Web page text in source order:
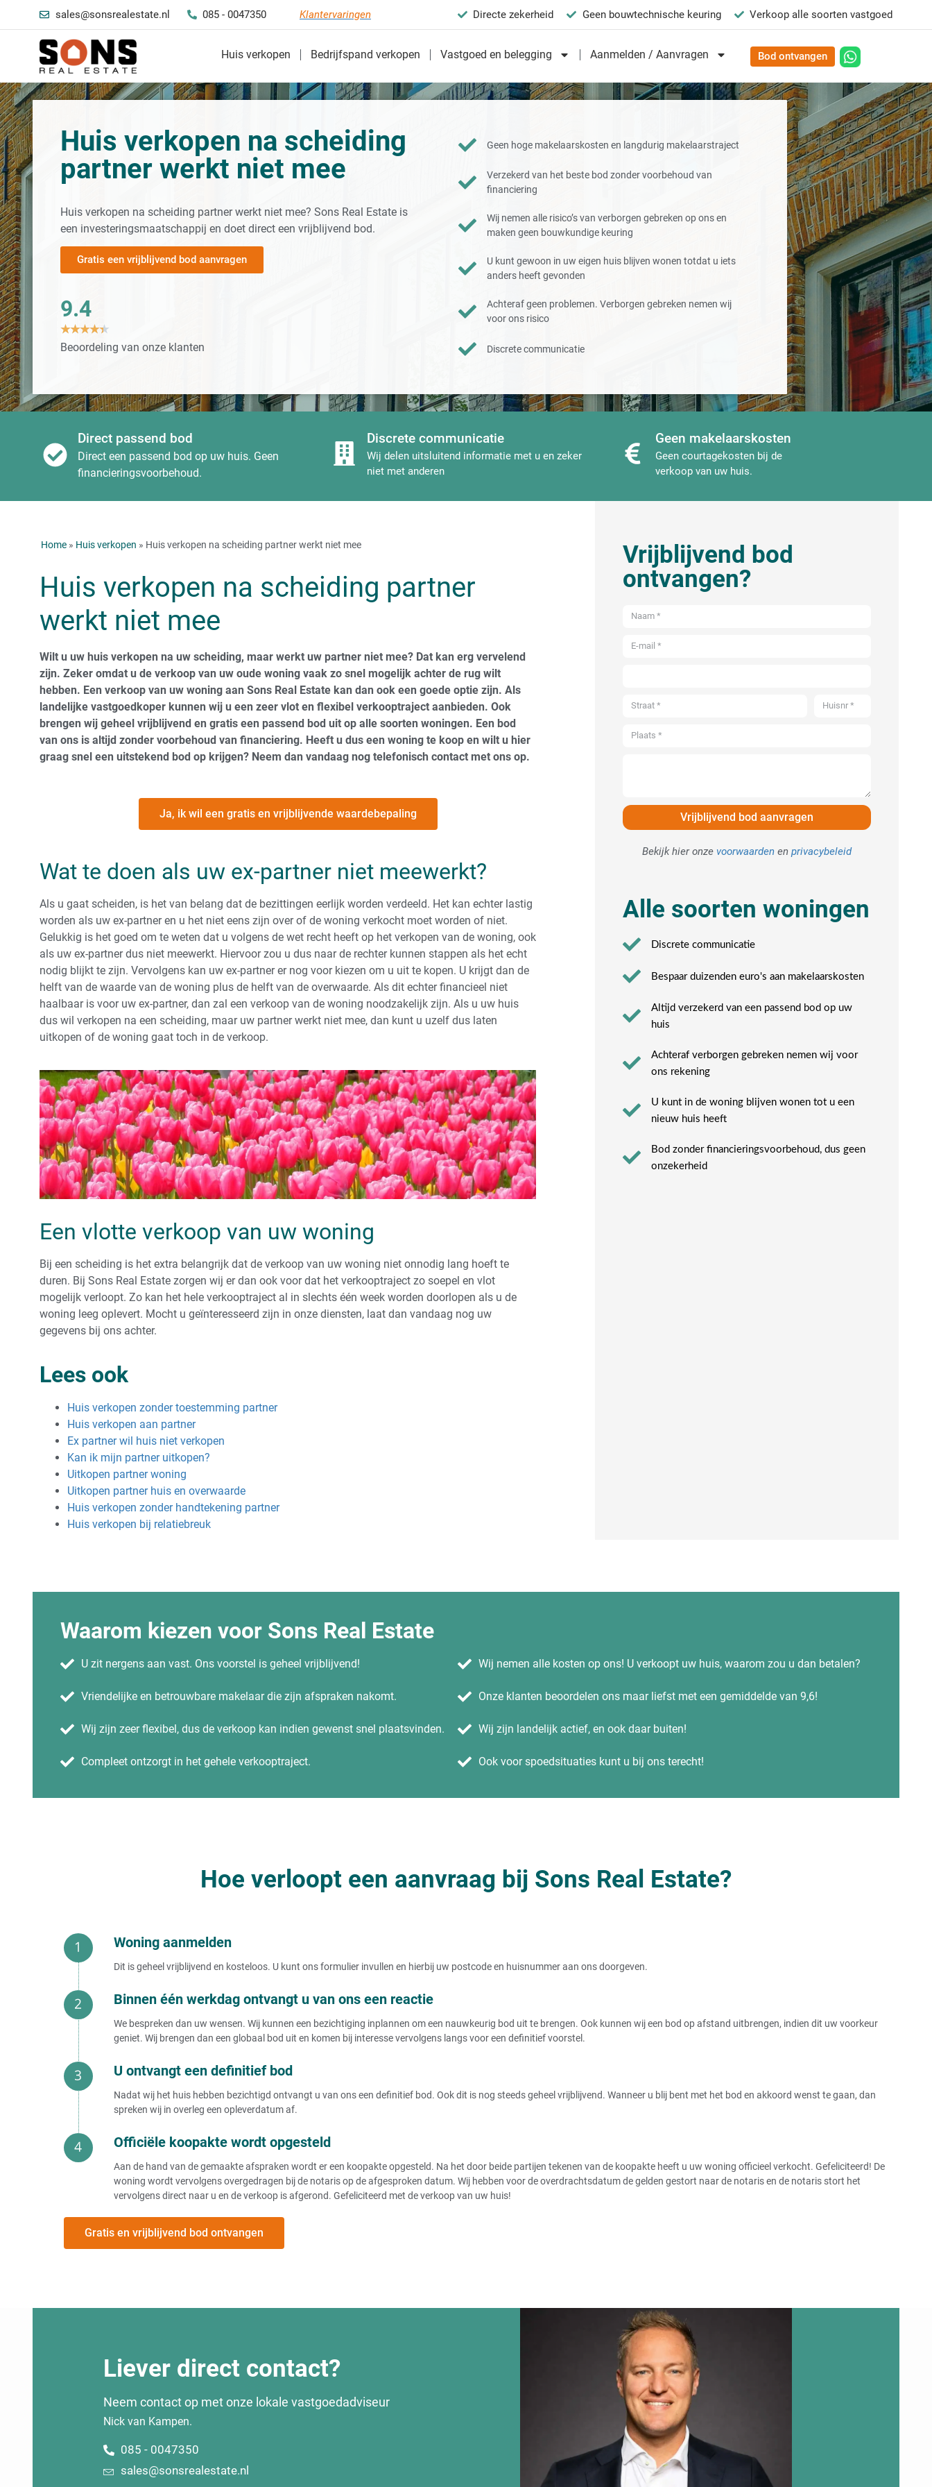
sales@sonsrealestate.nl 085 - 0047350 Klantervaringen Directe zekerheid Geen bouwtechnische keuring Verkoop alle soorten vastgoed
Huis verkopen Bedrijfspand verkopen Vastgoed en belegging Aanmelden / Aanvragen Bod ontvangen
Huis verkopen na scheiding
partner werkt niet mee
Huis verkopen na scheiding partner werkt niet mee? Sons Real Estate is
een investeringsmaatschappij en doet direct een vrijblijvend bod.
Gratis een vrijblijvend bod aanvragen
9.4
★★★★★
Beoordeling van onze klanten
Geen hoge makelaarskosten en langdurig makelaarstraject
Verzekerd van het beste bod zonder voorbehoud van
financiering
Wij nemen alle risico’s van verborgen gebreken op ons en
maken geen bouwkundige keuring
U kunt gewoon in uw eigen huis blijven wonen totdat u iets
anders heeft gevonden
Achteraf geen problemen. Verborgen gebreken nemen wij
voor ons risico
Discrete communicatie
Direct passend bod
Direct een passend bod op uw huis. Geen
financieringsvoorbehoud.
Discrete communicatie
Wij delen uitsluitend informatie met u en zeker
niet met anderen
Geen makelaarskosten
Geen courtagekosten bij de
verkoop van uw huis.
Home » Huis verkopen » Huis verkopen na scheiding partner werkt niet mee
Huis verkopen na scheiding partner
werkt niet mee
Wilt u uw huis verkopen na uw scheiding, maar werkt uw partner niet mee? Dat kan erg vervelend
zijn. Zeker omdat u de verkoop van uw oude woning vaak zo snel mogelijk achter de rug wilt
hebben. Een verkoop van uw woning aan Sons Real Estate kan dan ook een goede optie zijn. Als
landelijke vastgoedkoper kunnen wij u een zeer vlot en flexibel verkooptraject aanbieden. Ook
brengen wij geheel vrijblijvend en gratis een passend bod uit op alle soorten woningen. Een bod
van ons is altijd zonder voorbehoud van financiering. Heeft u dus een woning te koop en wilt u hier
graag snel een uitstekend bod op krijgen? Neem dan vandaag nog telefonisch contact met ons op.
Ja, ik wil een gratis en vrijblijvende waardebepaling
Wat te doen als uw ex-partner niet meewerkt?
Als u gaat scheiden, is het van belang dat de bezittingen eerlijk worden verdeeld. Het kan echter lastig
worden als uw ex-partner en u het niet eens zijn over of de woning verkocht moet worden of niet.
Gelukkig is het goed om te weten dat u volgens de wet recht heeft op het verkopen van de woning, ook
als uw ex-partner dus niet meewerkt. Hiervoor zou u dus naar de rechter kunnen stappen als het echt
nodig blijkt te zijn. Vervolgens kan uw ex-partner er nog voor kiezen om u uit te kopen. U krijgt dan de
helft van de waarde van de woning plus de helft van de overwaarde. Als dit echter financieel niet
haalbaar is voor uw ex-partner, dan zal een verkoop van de woning noodzakelijk zijn. Als u uw huis
dus wil verkopen na een scheiding, maar uw partner werkt niet mee, dan kunt u uzelf dus laten
uitkopen of de woning gaat toch in de verkoop.
Een vlotte verkoop van uw woning
Bij een scheiding is het extra belangrijk dat de verkoop van uw woning niet onnodig lang hoeft te
duren. Bij Sons Real Estate zorgen wij er dan ook voor dat het verkooptraject zo soepel en vlot
mogelijk verloopt. Zo kan het hele verkooptraject al in slechts één week worden doorlopen als u de
woning leeg oplevert. Mocht u geïnteresseerd zijn in onze diensten, laat dan vandaag nog uw
gegevens bij ons achter.
Lees ook
Huis verkopen zonder toestemming partner
Huis verkopen aan partner
Ex partner wil huis niet verkopen
Kan ik mijn partner uitkopen?
Uitkopen partner woning
Uitkopen partner huis en overwaarde
Huis verkopen zonder handtekening partner
Huis verkopen bij relatiebreuk
Vrijblijvend bod
ontvangen?
Vrijblijvend bod aanvragen
Bekijk hier onze voorwaarden enprivacybeleid
Alle soorten woningen
Discrete communicatie
Bespaar duizenden euro's aan makelaarskosten
Altijd verzekerd van een passend bod op uw
huis
Achteraf verborgen gebreken nemen wij voor
ons rekening​
U kunt in de woning blijven wonen tot u een
nieuw huis heeft​
Bod zonder financieringsvoorbehoud, dus geen
onzekerheid​
Waarom kiezen voor Sons Real Estate
U zit nergens aan vast. Ons voorstel is geheel vrijblijvend!
Vriendelijke en betrouwbare makelaar die zijn afspraken nakomt.
Wij zijn zeer flexibel, dus de verkoop kan indien gewenst snel plaatsvinden.
Compleet ontzorgt in het gehele verkooptraject.
Wij nemen alle kosten op ons! U verkoopt uw huis, waarom zou u dan betalen?
Onze klanten beoordelen ons maar liefst met een gemiddelde van 9,6!
Wij zijn landelijk actief, en ook daar buiten!
Ook voor spoedsituaties kunt u bij ons terecht!
Hoe verloopt een aanvraag bij Sons Real Estate?
Woning aanmelden
Dit is geheel vrijblijvend en kosteloos. U kunt ons formulier invullen en hierbij uw postcode en huisnummer aan ons doorgeven.
Binnen één werkdag ontvangt u van ons een reactie
We bespreken dan uw wensen. Wij kunnen een bezichtiging inplannen om een nauwkeurig bod uit te brengen. Ook kunnen wij een bod op afstand uitbrengen, indien dit uw voorkeur
geniet. Wij brengen dan een globaal bod uit en komen bij interesse vervolgens langs voor een definitief voorstel.
U ontvangt een definitief bod
Nadat wij het huis hebben bezichtigd ontvangt u van ons een definitief bod. Ook dit is nog steeds geheel vrijblijvend. Wanneer u blij bent met het bod en akkoord wenst te gaan, dan
spreken wij in overleg een opleverdatum af.
Officiële koopakte wordt opgesteld
Aan de hand van de gemaakte afspraken wordt er een koopakte opgesteld. Na het door beide partijen tekenen van de koopakte heeft u uw woning officieel verkocht. Gefeliciteerd! De
woning wordt vervolgens overgedragen bij de notaris op de afgesproken datum. Wij hebben voor de overdrachtsdatum de gelden gestort naar de notaris en de notaris stort het
vervolgens direct naar u en de verkoop is afgerond. Gefeliciteerd met de verkoop van uw huis!
Gratis en vrijblijvend bod ontvangen
Liever direct contact?
Neem contact op met onze lokale vastgoedadviseur
Nick van Kampen.
085 - 0047350
sales@sonsrealestate.nl